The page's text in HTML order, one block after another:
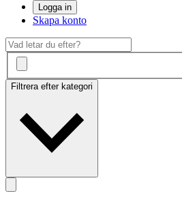
Logga in
Skapa konto
Filtrera efter kategori